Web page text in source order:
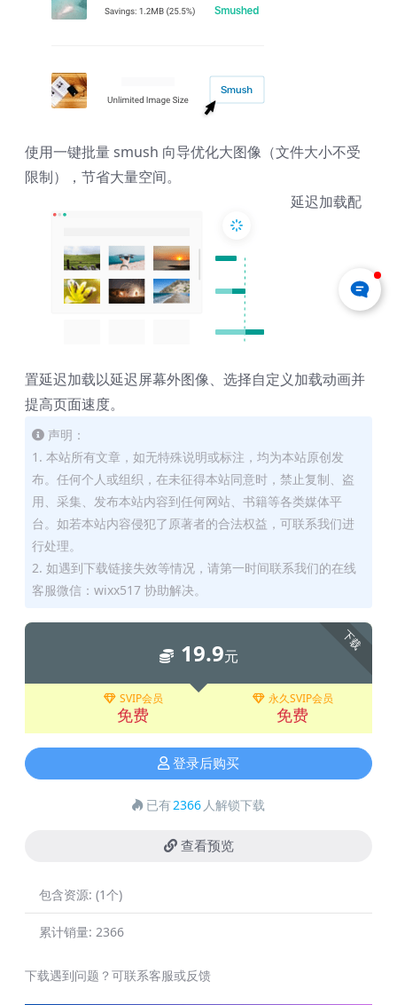
使用一键批量 smush 向导优化大图像（文件大小不受
限制），节省大量空间。
延迟加载配
置延迟加载以延迟屏幕外图像、选择自定义加载动画并
提高页面速度。
声明：
1. 本站所有文章，如无特殊说明或标注，均为本站原创发
布。任何个人或组织，在未征得本站同意时，禁止复制、盗
用、采集、发布本站内容到任何网站、书籍等各类媒体平
台。如若本站内容侵犯了原著者的合法权益，可联系我们进
行处理。
2. 如遇到下载链接失效等情况，请第一时间联系我们的在线
客服微信：wixx517 协助解决。
下载
19.9元
SVIP会员
免费
永久SVIP会员
免费
登录后购买
已有2366 人解锁下载
查看预览
包含资源: (1个)
累计销量: 2366
下载遇到问题？可联系客服或反馈